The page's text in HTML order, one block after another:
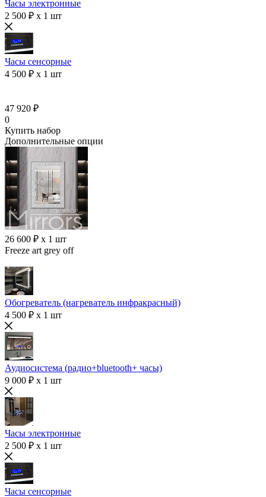
Часы электронные
2 500 ₽ x 1 шт
Часы сенсорные
4 500 ₽ x 1 шт
47 920 ₽
0
Купить набор
Дополнительные опции
26 600 ₽ x 1 шт
Freeze art grey off
Обогреватель (нагреватель инфракрасный)
4 500 ₽ x 1 шт
Аудиосистема (радио+bluetooth+ часы)
9 000 ₽ x 1 шт
Часы электронные
2 500 ₽ x 1 шт
Часы сенсорные